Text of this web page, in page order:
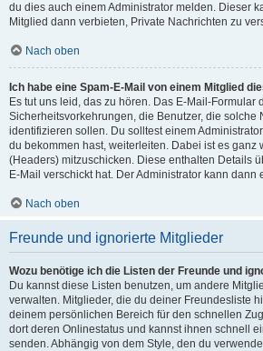
du dies auch einem Administrator melden. Dieser
Mitglied dann verbieten, Private Nachrichten zu
Nach oben
Ich habe eine Spam-E-Mail von einem Mitglied
Es tut uns leid, das zu hören. Das E-Mail-Formular
Sicherheitsvorkehrungen, die Benutzer, die solche
identifizieren sollen. Du solltest einem
du bekommen hast, weiterleiten. Dabei ist es ganz
(Headers) mitzuschicken. Diese enthalten Details
E-Mail verschickt hat. Der Administrator kann
Nach oben
Freunde und ignorierte Mitglieder
Wozu benötige ich die Listen der Freunde und
Du kannst diese Listen benutzen, um andere
verwalten. Mitglieder, die du deiner Freundesliste
deinem persönlichen Bereich für den schnellen
dort deren Onlinestatus und kannst ihnen schnell
senden. Abhängig von dem Style, den du